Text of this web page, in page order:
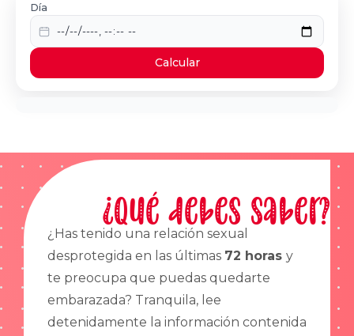
Día
Calcular
¿Qué debes saber?
¿Has tenido una relación sexual
desprotegida en las últimas 72 horas y
te preocupa que puedas quedarte
embarazada? Tranquila, lee
detenidamente la información contenida